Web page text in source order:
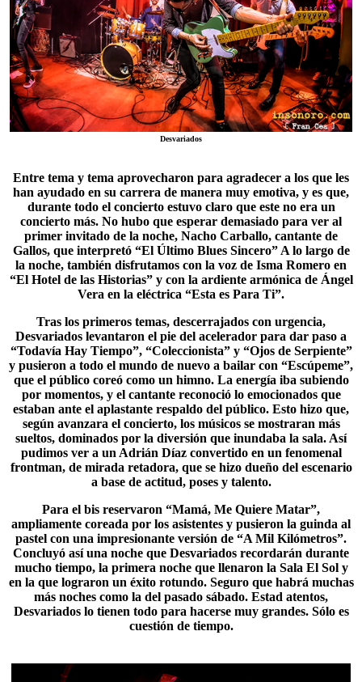
Desvariados
Entre tema y tema aprovecharon para agradecer a los que les
han ayudado en su carrera de manera muy emotiva, y es que,
durante todo el concierto estuvo claro que este no era un
concierto más. No hubo que esperar demasiado para ver al
primer invitado de la noche, Nacho Carballo, cantante de
Gallos, que interpretó “El Último Blues Sincero” A lo largo de
la noche, también disfrutamos con la voz de Isma Romero en
“El Hotel de las Historias” y con la ardiente armónica de Ángel
Vera en la eléctrica “Esta es Para Ti”.
Tras los primeros temas, descerrajados con urgencia,
Desvariados levantaron el pie del acelerador para dar paso a
“Todavía Hay Tiempo”, “Coleccionista” y “Ojos de Serpiente”
y pusieron a todo el mundo de nuevo a bailar con “Escúpeme”,
que el público coreó como un himno. La energía iba subiendo
por momentos, y el cantante reconoció lo emocionados que
estaban ante el aplastante respaldo del público. Esto hizo que,
según avanzara el concierto, los músicos se mostraran más
sueltos, dominados por la diversión que inundaba la sala. Así
pudimos ver a un Adrián Díaz convertido en un fenomenal
frontman, de mirada retadora, que se hizo dueño del escenario
a base de actitud, poses y talento.
Para el bis reservaron “Mamá, Me Quiere Matar”,
ampliamente coreada por los asistentes y pusieron la guinda al
pastel con una impresionante versión de “A Mil Kilómetros”.
Concluyó así una noche que Desvariados recordarán durante
mucho tiempo, la primera noche que llenaron la Sala El Sol y
en la que lograron un éxito rotundo. Seguro que habrá muchas
más noches como la del pasado sábado. Estad atentos,
Desvariados lo tienen todo para hacerse muy grandes. Sólo es
cuestión de tiempo.